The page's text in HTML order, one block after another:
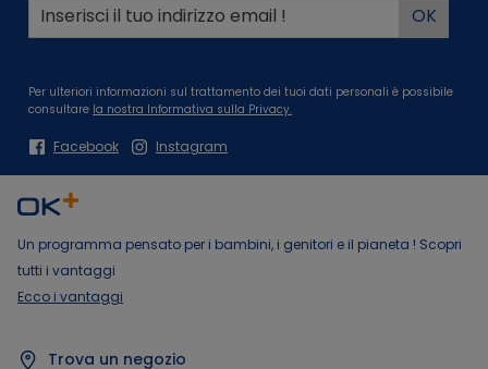
Per ulteriori informazioni sul trattamento dei tuoi dati personali è possibile
consultare la nostra Informativa sulla Privacy.
Facebook Instagram
Un programma pensato per i bambini, i genitori e il pianeta ! Scopri
tutti i vantaggi
Ecco i vantaggi
Trova un negozio